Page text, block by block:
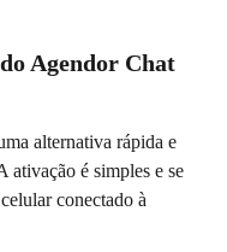
Agendor Chat
alternativa rápida e
ativação é simples e se
conectado à